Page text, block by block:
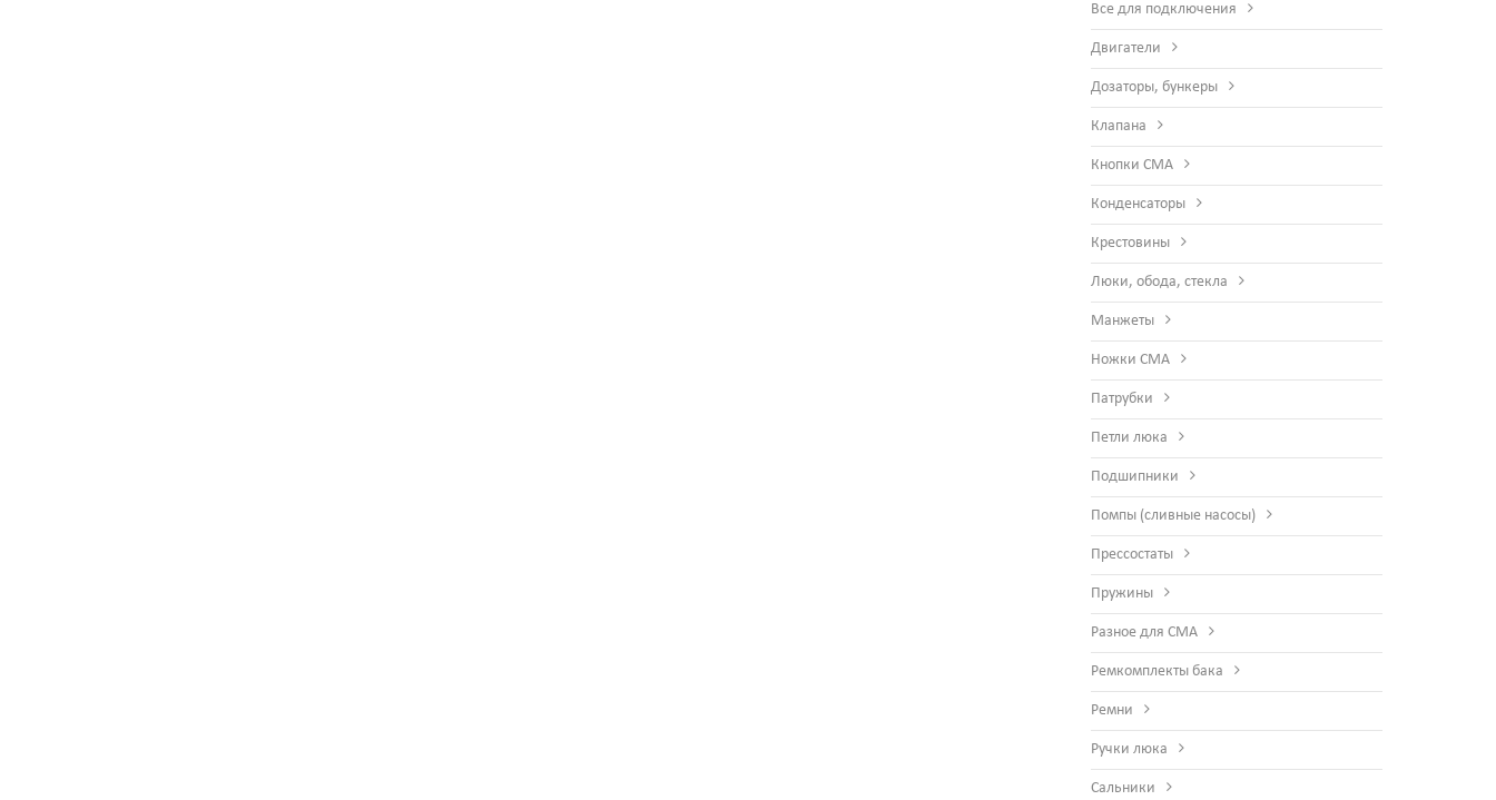
Все для подключения
Двигатели
Дозаторы, бункеры
Клапана
Кнопки СМА
Конденсаторы
Крестовины
Люки, обода, стекла
Манжеты
Ножки СМА
Патрубки
Петли люка
Подшипники
Помпы (сливные насосы)
Прессостаты
Пружины
Разное для СМА
Ремкомплекты бака
Ремни
Ручки люка
Сальники